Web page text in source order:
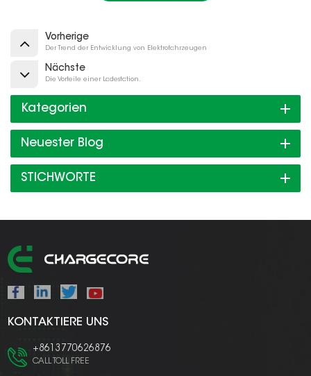
Vorherige
Der Trend der Entwicklung von Elektrofahrzeugen
Nächste
Die Vorteile einer Ladestation.
Kategorien
Neuester Blog
STICHWORTE
KONTAKTIERE UNS
+8613770626876
CALL TOLL FREE